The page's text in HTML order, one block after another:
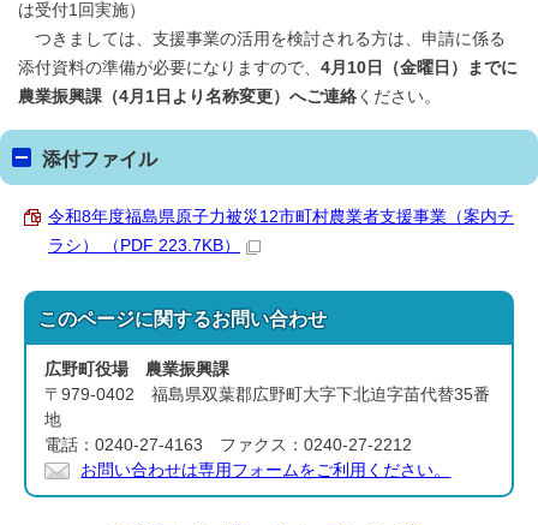
は受付1回実施）
つきましては、支援事業の活用を検討される方は、申請に係る
添付資料の準備が必要になりますので、 4月10日（金曜日）までに
農業振興課（4月1日より名称変更）へご連絡 ください。
添付ファイル
令和8年度福島県原子力被災12市町村農業者支援事業（案内チ
ラシ） （PDF 223.7KB）
このページに関するお問い合わせ
広野町役場 農業振興課
〒979-0402 福島県双葉郡広野町大字下北迫字苗代替35番
地
電話：0240-27-4163 ファクス：0240-27-2212
お問い合わせは専用フォームをご利用ください。